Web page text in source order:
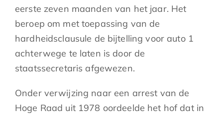
eerste zeven maanden van het jaar. Het
beroep om met toepassing van de
hardheidsclausule de bijtelling voor auto 1
achterwege te laten is door de
staatssecretaris afgewezen.
Onder verwijzing naar een arrest van de
Hoge Raad uit 1978 oordeelde het hof dat in